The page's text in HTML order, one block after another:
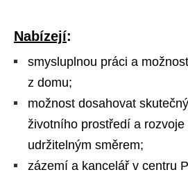
Nabízejí:
smysluplnou práci a
z domu;
možnost dosahovat
životního prostředí a rozvoje
udržitelným směrem;
zázemí a kancelář v centru